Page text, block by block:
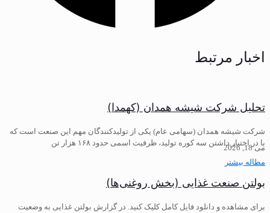
اخبار مرتبط
تحلیل شرکت شیشه همدان (کهمدا)
شرکت شیشه همدان (سهامی عام) یکی از تولیدکنندگان مهم این صنعت است که
با در اختیار داشتن سه کوره تولید، ظرفیت اسمی حدود ۱۶۸ هزار تن
مطاله بیشتر
می 18, 2026
بولتن صنعت غذایی (بخش روغنی‌ها)
برای مشاهده و دانلود فایل کامل کلیک کنید. در گزارش بولتن غذایی به وضعیت